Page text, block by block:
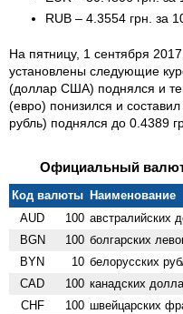
RUB – 4.3554 грн. за
На пятницу, 1 сентября
установлены следующие
(доллар США) поднялся и
(евро) понизился и
рубль) поднялся до 0.4389
Официальный
Код валюты Наименование
AUD
100 австралийских
BGN 100 болгарских
BYN 10 белорусских
CAD 100 канадских
CHF 100 швейцарских